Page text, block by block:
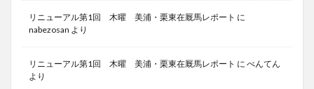
リニューアル第1回 木曜 美浦・栗東在厩馬レポート に
nabezosan より
リニューアル第1回 木曜 美浦・栗東在厩馬レポート に べんてん
より